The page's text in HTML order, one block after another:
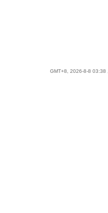
GMT+8, 2026-8-8 03:38